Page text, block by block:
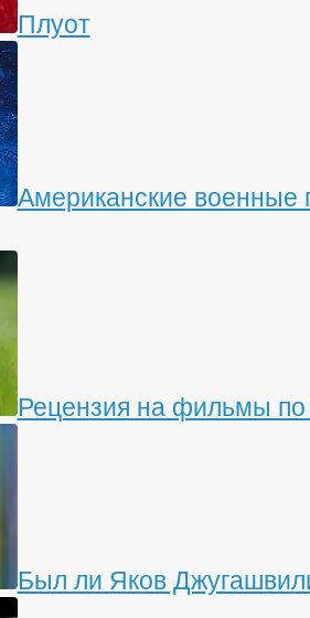
Плуот
Американские военные
Рецензия на фильмы по
Был ли Яков